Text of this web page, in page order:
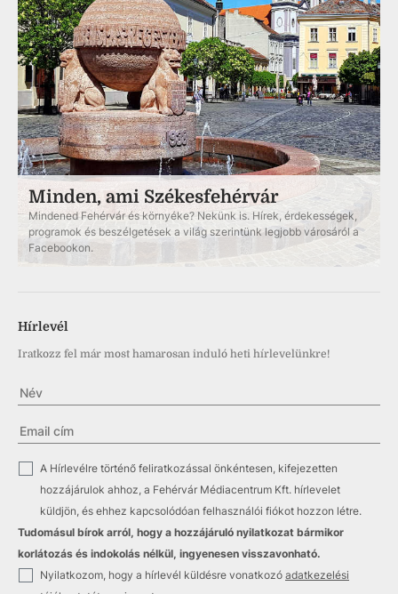
Minden, ami Székesfehérvár
Mindened Fehérvár és környéke? Nekünk is. Hírek, érdekességek,
programok és beszélgetések a világ szerintünk legjobb városáról a
Facebookon.
Hírlevél
Iratkozz fel már most hamarosan induló heti hírlevelünkre!
A Hírlevélre történő feliratkozással önkéntesen, kifejezetten
hozzájárulok ahhoz, a Fehérvár Médiacentrum Kft. hírlevelet
küldjön, és ehhez kapcsolódóan felhasználói fiókot hozzon létre.
Tudomásul bírok arról, hogy a hozzájáruló nyilatkozat bármikor
korlátozás és indokolás nélkül, ingyenesen visszavonható.
Nyilatkozom, hogy a hírlevél küldésre vonatkozó adatkezelési